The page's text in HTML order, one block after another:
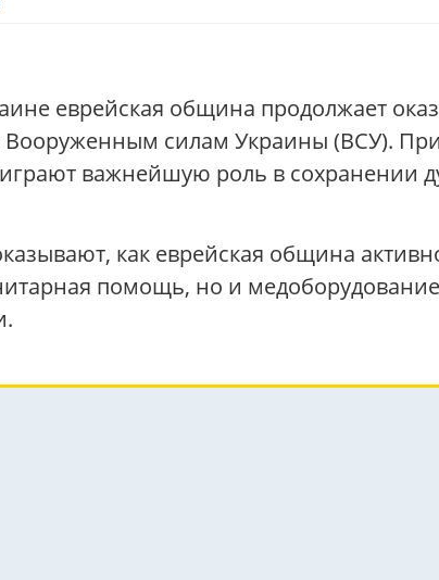
еврейская община продолжает
силам Украины (ВСУ).
важнейшую роль в сохранении
как еврейская община
помощь, но и